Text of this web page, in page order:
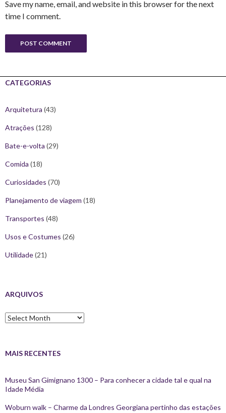
Save my name, email, and website in this browser for the next
time I comment.
CATEGORIAS
Arquitetura (43)
Atrações (128)
Bate-e-volta (29)
Comida (18)
Curiosidades (70)
Planejamento de viagem (18)
Transportes (48)
Usos e Costumes (26)
Utilidade(21)
ARQUIVOS
Arquivos
MAIS RECENTES
Museu San Gimignano 1300 – Para conhecer a cidade tal e qual na
Idade Média
Woburn walk – Charme da Londres Georgiana pertinho das estações